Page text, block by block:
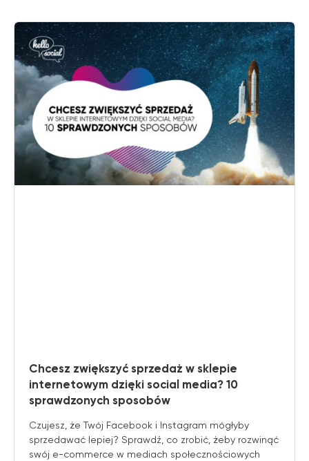
Chcesz zwiększyć sprzedaż w sklepie
internetowym dzięki social media? 10
sprawdzonych sposobów
Czujesz, że Twój Facebook i Instagram mógłyby
sprzedawać lepiej? Sprawdź, co zrobić, żeby rozwinąć
swój e-commerce w mediach społecznościowych